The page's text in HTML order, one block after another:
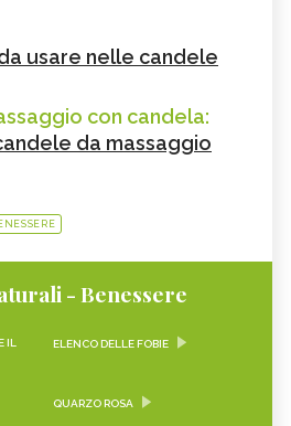
usare nelle candele
con candela:
da massaggio
- Benessere
IL
ELENCO DELLE FOBIE
QUARZO ROSA